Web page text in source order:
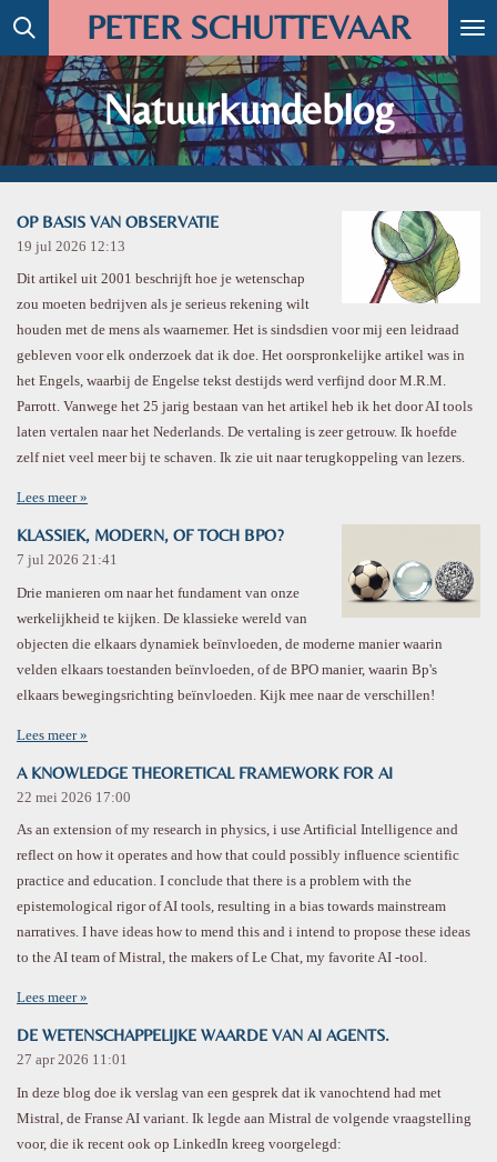
Ga
de
hoofdinhoud
PETER SCHUTTEVAAR
Natuurkundeblog
OP BASIS VAN OBSERVATIE
19 jul 2026 12:13
Dit artikel uit 2001 beschrijft hoe je wetenschap
zou moeten bedrijven als je serieus rekening wilt
houden met de mens als waarnemer. Het is sindsdien voor mij een leidraad
gebleven voor elk onderzoek dat ik doe. Het oorspronkelijke artikel was in
het Engels, waarbij de Engelse tekst destijds werd verfijnd door M.R.M.
Parrott. Vanwege het 25 jarig bestaan van het artikel heb ik het door AI tools
laten vertalen naar het Nederlands. De vertaling is zeer getrouw. Ik hoefde
zelf niet veel meer bij te schaven. Ik zie uit naar terugkoppeling van lezers.
Lees meer »
KLASSIEK, MODERN, OF TOCH BPO?
7 jul 2026 21:41
Drie manieren om naar het fundament van onze
werkelijkheid te kijken. De klassieke wereld van
objecten die elkaars dynamiek beïnvloeden, de moderne manier waarin
velden elkaars toestanden beïnvloeden, of de BPO manier, waarin Bp's
elkaars bewegingsrichting beïnvloeden. Kijk mee naar de verschillen!
Lees meer »
A KNOWLEDGE THEORETICAL FRAMEWORK FOR AI
22 mei 2026 17:00
As an extension of my research in physics, i use Artificial Intelligence and
reflect on how it operates and how that could possibly influence scientific
practice and education. I conclude that there is a problem with the
epistemological rigor of AI tools, resulting in a bias towards mainstream
narratives. I have ideas how to mend this and i intend to propose these ideas
to the AI team of Mistral, the makers of Le Chat, my favorite AI -tool.
Lees meer »
DE WETENSCHAPPELIJKE WAARDE VAN AI AGENTS.
27 apr 2026 11:01
In deze blog doe ik verslag van een gesprek dat ik vanochtend had met
Mistral, de Franse AI variant. Ik legde aan Mistral de volgende vraagstelling
voor, die ik recent ook op LinkedIn kreeg voorgelegd: